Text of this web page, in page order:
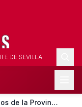
DE SEVILLA
Confederación de Empresarios de la Provincia de Cádiz